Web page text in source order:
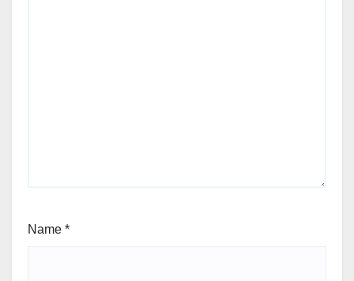
Name *